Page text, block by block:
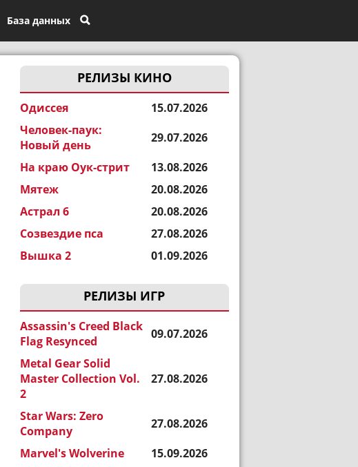
База данных
РЕЛИЗЫ КИНО
Одиссея
15.07.2026
Человек-паук:
Новый день
29.07.2026
На краю Оук-стрит
13.08.2026
Мятеж
20.08.2026
Астрал 6
20.08.2026
Созвездие пса
27.08.2026
Вышка 2
01.09.2026
РЕЛИЗЫ ИГР
Assassin's Creed Black
Flag Resynced
09.07.2026
Metal Gear Solid
Master Collection Vol.
2
27.08.2026
Star Wars: Zero
Company
27.08.2026
Marvel's Wolverine
15.09.2026